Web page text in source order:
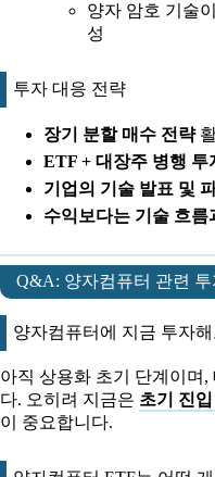
양자 암호 기술
성
투자 대응 전략
장기 분할 매수 전략
ETF + 대장주 병행 투
기업의 기술 발표 및
수익보다는 기술 흐
Q&A: 양자컴퓨터 관련 투
양자컴퓨터에 지금 투자
아직 상용화 초기 단계이며,
다. 오히려 지금은 초기 진입
이 중요합니다.